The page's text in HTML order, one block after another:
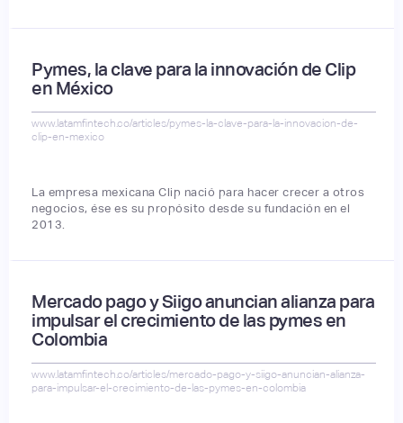
Pymes, la clave para la innovación de Clip
en México
www.latamfintech.co/articles/pymes-la-clave-para-la-innovacion-de-
clip-en-mexico
La empresa mexicana Clip nació para hacer crecer a otros
negocios, ése es su propósito desde su fundación en el
2013.
Mercado pago y Siigo anuncian alianza para
impulsar el crecimiento de las pymes en
Colombia
www.latamfintech.co/articles/mercado-pago-y-siigo-anuncian-alianza-
para-impulsar-el-crecimiento-de-las-pymes-en-colombia